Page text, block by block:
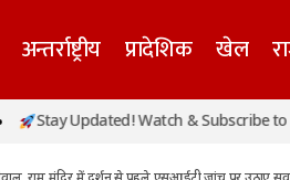
अन्तर्राष्ट्रीय प्रादेशिक खेल
बरकरार, बैटिंग कोच
उत्तर प्रदेश
नेशनल
Updated! Watch & Subscribe to our